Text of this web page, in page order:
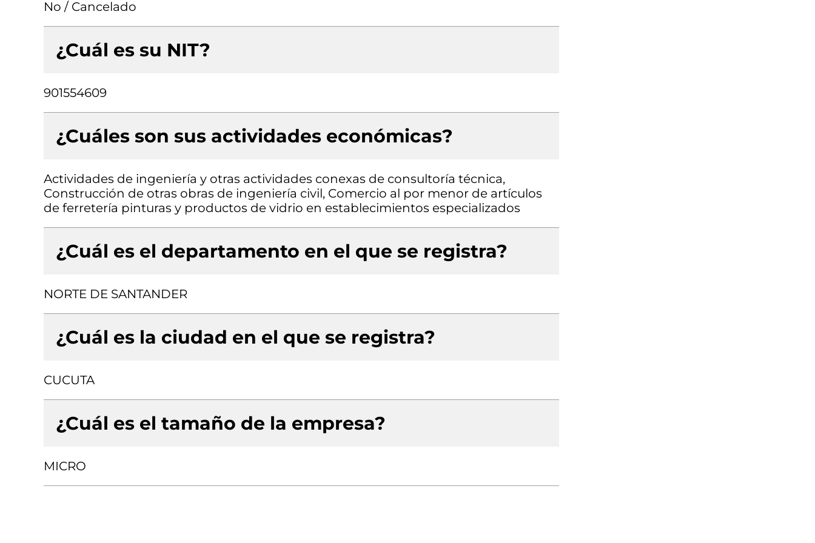
No / Cancelado
¿Cuál es su NIT?
901554609
¿Cuáles son sus actividades económicas?
Actividades de ingeniería y otras actividades conexas de consultoría técnica,
Construcción de otras obras de ingeniería civil, Comercio al por menor de artículos
de ferretería pinturas y productos de vidrio en establecimientos especializados
¿Cuál es el departamento en el que se registra?
NORTE DE SANTANDER
¿Cuál es la ciudad en el que se registra?
CUCUTA
¿Cuál es el tamaño de la empresa?
MICRO